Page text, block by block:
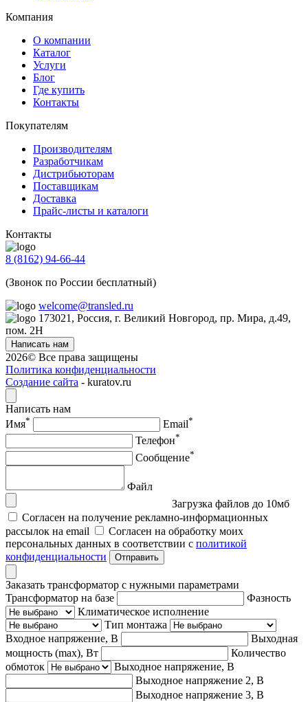
Компания
О компании
Каталог
Услуги
Блог
Где купить
Контакты
Покупателям
Производителям
Разработчикам
Дистрибьюторам
Поставщикам
Доставка
Прайс-листы и каталоги
Контакты
8 (8162) 94-66-44
(Звонок по России бесплатный)
welcome@transled.ru
173021, Россия, г. Великий Новгород, пр. Мира, д.49,
пом. 2Н
Написать нам
2026© Все права защищены
Политика конфиденциальности
Создание сайта - kuratov.ru
Написать нам
Имя* Email*
Телефон*
Сообщение*
Файл
Загрузка файлов до 10мб
Согласен на получение рекламно-информационных
рассылок на email
Согласен на обработку моих
персональных данных в соответствии с политикой
конфиденциальности
Отправить
Заказать трансформатор с нужными параметрами
Трансформатор на базе
Фазность
Климатическое исполнение
Тип монтажа
Входное напряжение, В
Выходная
мощность (max), Вт
Количество
обмоток
Выходное напряжение, В
Выходное напряжение 2, В
Выходное напряжение 3, В